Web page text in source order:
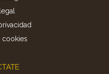
cookies